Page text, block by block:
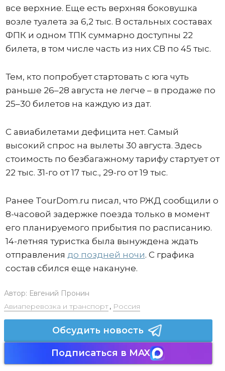
все верхние. Еще есть верхняя боковушка
возле туалета за 6,2 тыс. В остальных составах
ФПК и одном ТПК суммарно доступны 22
билета, в том числе часть из них СВ по 45 тыс.
Тем, кто попробует стартовать с юга чуть
раньше 26–28 августа не легче – в продаже по
25–30 билетов на каждую из дат.
С авиабилетами дефицита нет. Самый
высокий спрос на вылеты 30 августа. Здесь
стоимость по безбагажному тарифу стартует от
22 тыс. 31-го от 17 тыс., 29-го от 19 тыс.
Ранее TourDom.ru писал, что РЖД сообщили о
8-часовой задержке поезда только в момент
его планируемого прибытия по расписанию.
14-летняя туристка была вынуждена ждать
отправления до поздней ночи. С графика
состав сбился еще накануне.
Автор: Евгений Пронин
Авиаперевозка и транспорт, Россия
Обсудить новость
Подписаться в MAX